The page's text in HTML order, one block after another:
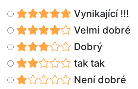
Vynikající !!!
Velmi dobré
Dobrý
tak tak
Není dobré